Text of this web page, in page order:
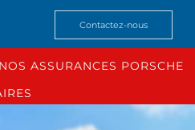
Contactez-nous
NOS ASSURANCES PORSCHE